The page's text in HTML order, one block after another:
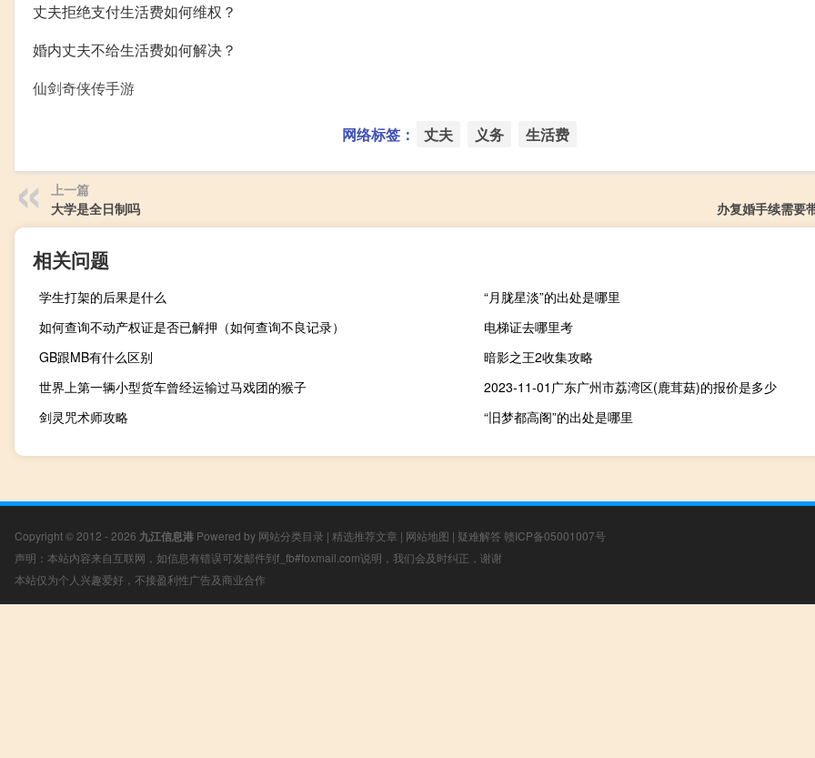
丈夫拒绝支付生活费如何维权？
婚内丈夫不给生活费如何解决？
仙剑奇侠传手游
网络标签： 丈夫 义务 生活费
上一篇
大学是全日制吗
办复婚手续需要
相关问题
学生打架的后果是什么
“月胧星淡”的出处是哪里
如何查询不动产权证是否已解押（如何查询不良记录）
电梯证去哪里考
GB跟MB有什么区别
暗影之王2收集攻略
世界上第一辆小型货车曾经运输过马戏团的猴子
2023-11-01广东广州市荔湾区(鹿茸菇)的报价是多少
剑灵咒术师攻略
“旧梦都高阁”的出处是哪里
Copyright © 2012 - 2026 九江信息港 Powered by 网站分类目录 | 精选推荐文章 | 网站地图 | 疑难解答 赣ICP备05001007号
声明：本站内容来自互联网，如信息有错误可发邮件到f_fb#foxmail.com说明，我们会及时纠正，谢谢
本站仅为个人兴趣爱好，不接盈利性广告及商业合作